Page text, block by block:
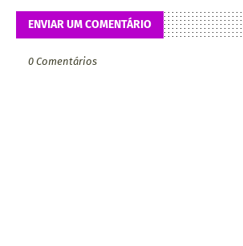
ENVIAR UM COMENTÁRIO
0 Comentários